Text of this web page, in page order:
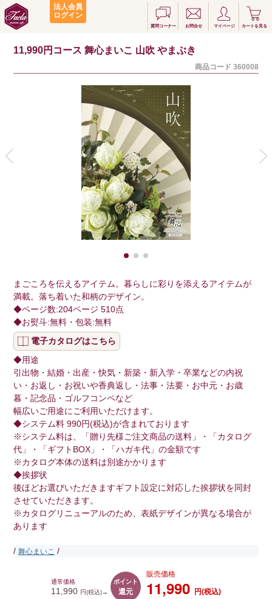
法人会員
ログイン
質問コーナー お問合せ マイページ カートを見る
11,990円コース 舞心まいこ 山吹 やまぶき
商品コード 360008
まごころを伝えるアイテム。暮らしに彩りを添えるアイテムが
満載。落ち着いた和柄のデザイン。
◆ページ数:204ページ 510点
◆お熨斗:無料・包装:無料
電子カタログはこちら
◆用途
引出物・結婚・出産・快気・新築・新入学・卒業などの内祝
い・お返し・お祝いや香典返し・法事・法要・お中元・お歳
暮・記念品・ゴルフコンペなど
幅広いご用途にご利用いただけます。
◆システム料 990円(税込)が含まれております
※システム料は、「贈り先様ご注文商品の送料」・「カタログ
代」・「ギフトBOX」・「ハガキ代」の金額です
※カタログ本体の送料は別途かかります
◆挨拶状
後ほどお選びいただきますギフト設定に対応した挨拶状を同封
させていただきます。
※カタログリニューアルのため、表紙デザインが異なる場合が
あります
/舞心まいこ /
通常価格
11,990 円(税込)→
ポイント
還元
販売価格
11,990 円(税込)